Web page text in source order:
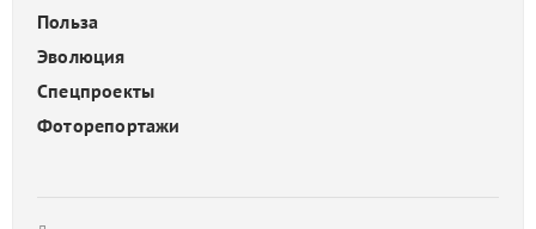
Польза
Эволюция
Спецпроекты
Фоторепортажи